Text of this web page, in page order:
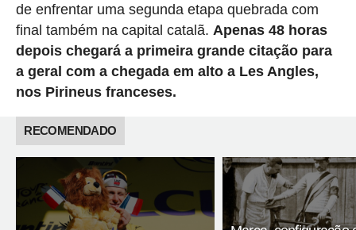
de enfrentar uma segunda etapa quebrada com
final também na capital catalã. Apenas 48 horas
depois chegará a primeira grande citação para
a geral com a chegada em alto a Les Angles,
nos Pirineus franceses.
RECOMENDADO